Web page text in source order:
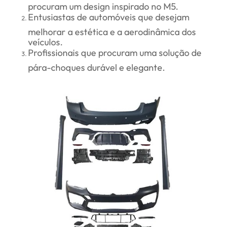
procuram um design inspirado no M5.
Entusiastas de automóveis que desejam
melhorar a estética e a aerodinâmica dos
veículos.
Profissionais que procuram uma solução de
pára-choques durável e elegante.